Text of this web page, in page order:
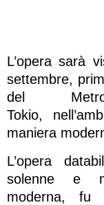
L’opera sarà
settembre,
del
Tokio,
maniera
L’opera
solenne e
moderna, fu